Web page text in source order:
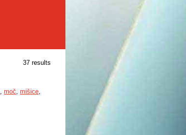
37 results
, moč, mišice,